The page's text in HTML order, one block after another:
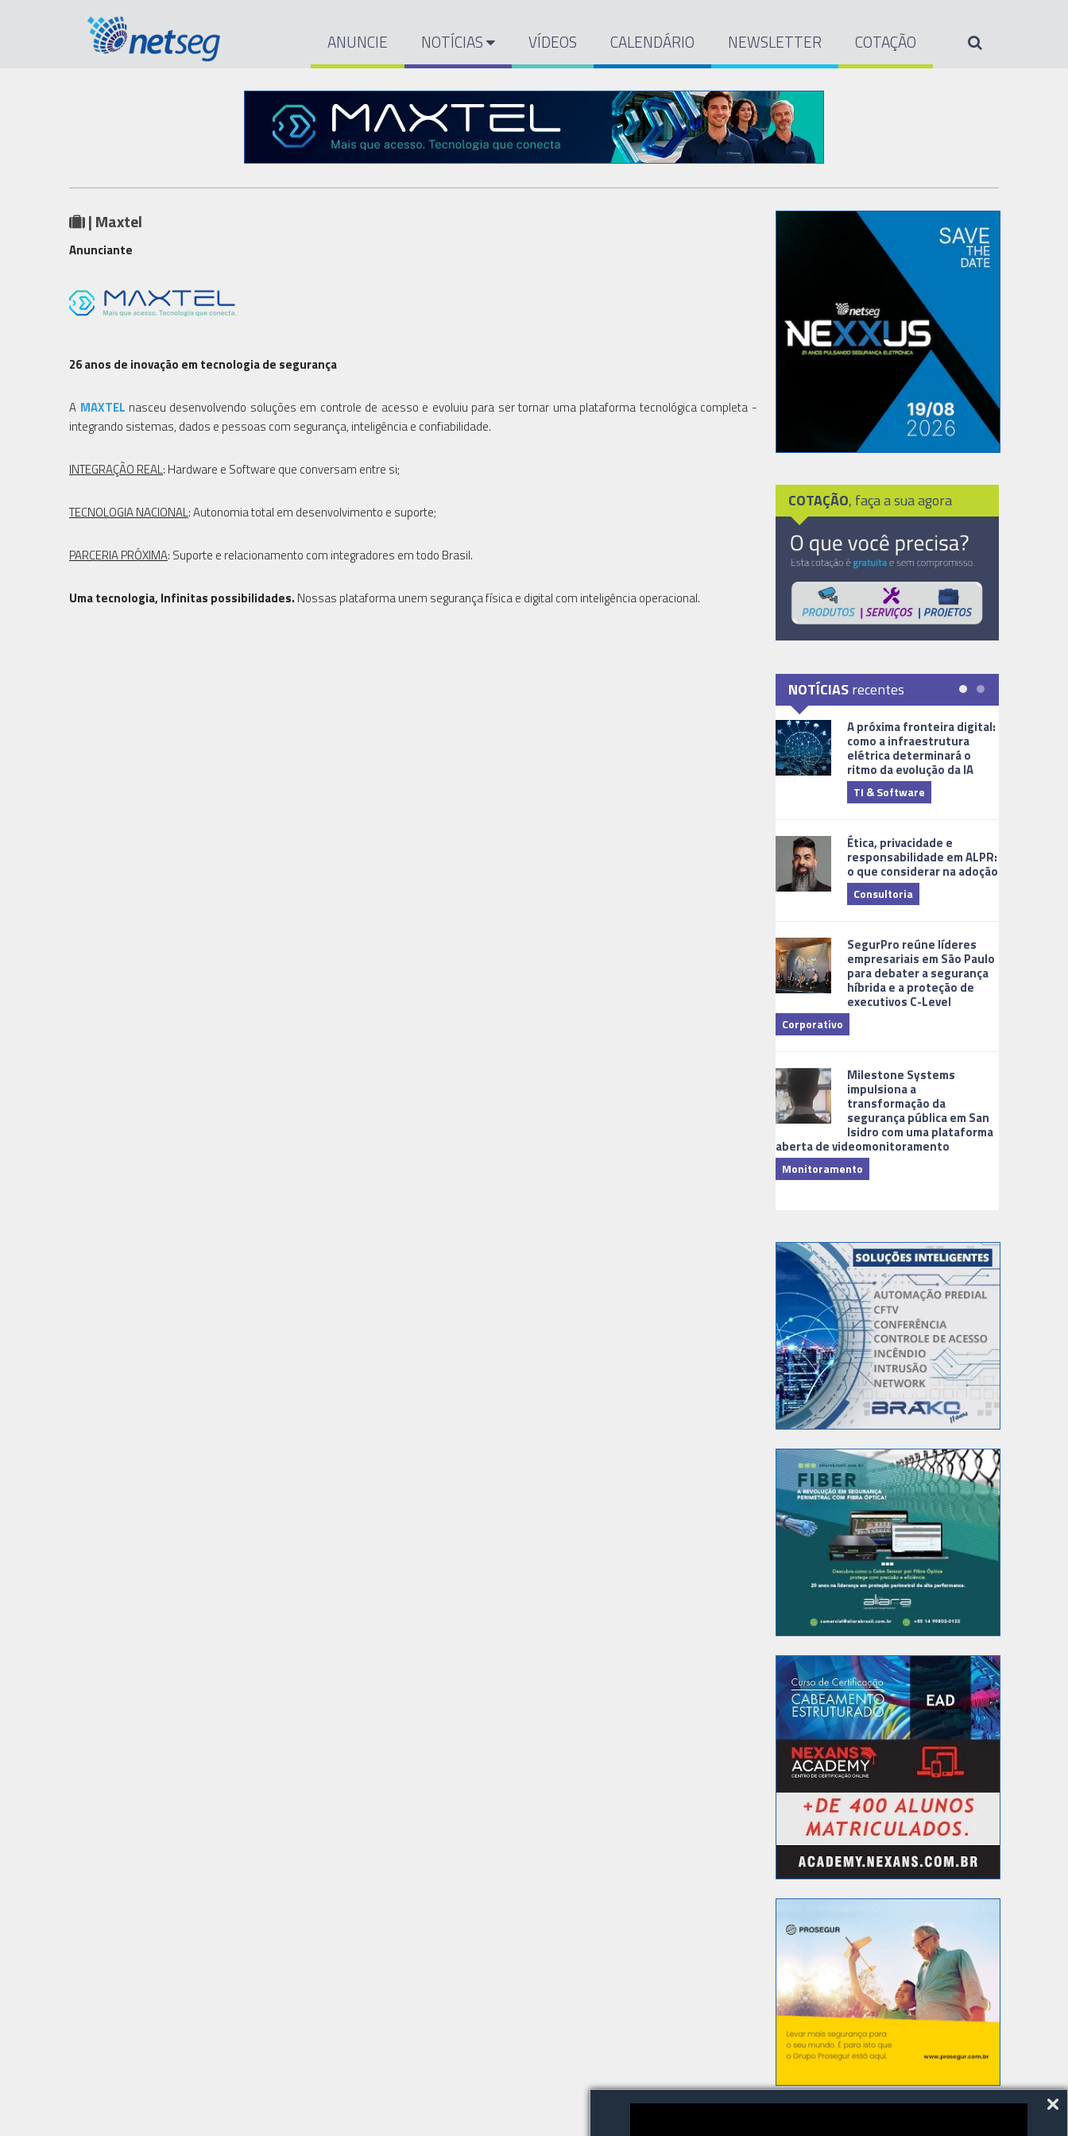
ANUNCIE NOTÍCIAS VÍDEOS CALENDÁRIO NEWSLETTER COTAÇÃO
| Maxtel
Anunciante
26 anos de inovação em tecnologia de segurança
A MAXTEL nasceu desenvolvendo soluções em controle de acesso e evoluiu para ser tornar uma plataforma tecnológica completa -
integrando sistemas, dados e pessoas com segurança, inteligência e confiabilidade.
INTEGRAÇÃO REAL: Hardware e Software que conversam entre si;
TECNOLOGIA NACIONAL: Autonomia total em desenvolvimento e suporte;
PARCERIA PRÓXIMA: Suporte e relacionamento com integradores em todo Brasil.
Uma tecnologia, Infinitas possibilidades. Nossas plataforma unem segurança física e digital com inteligência operacional.
COTAÇÃO, faça a sua agora
NOTÍCIASrecentes
A próxima fronteira digital:
como a infraestrutura
elétrica determinará o
ritmo da evolução da IA
TI & Software
Ética, privacidade e
responsabilidade em ALPR:
o que considerar na adoção
Consultoria
SegurPro reúne líderes
empresariais em São Paulo
para debater a segurança
híbrida e a proteção de
executivos C-Level
Corporativo
Milestone Systems
impulsiona a
transformação da
segurança pública em San
Isidro com uma plataforma
aberta de videomonitoramento
Monitoramento